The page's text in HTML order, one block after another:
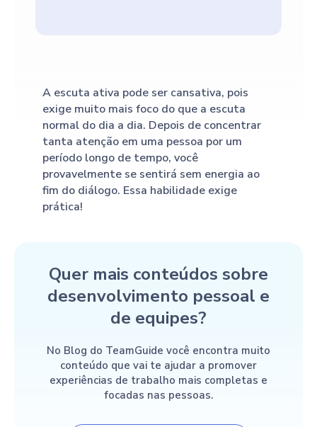
A escuta ativa pode ser cansativa, pois
exige muito mais foco do que a escuta
normal do dia a dia. Depois de concentrar
tanta atenção em uma pessoa por um
período longo de tempo, você
provavelmente se sentirá sem energia ao
fim do diálogo. Essa habilidade exige
prática!
Quer mais conteúdos sobre
desenvolvimento pessoal e
de equipes?
No Blog do TeamGuide você encontra muito
conteúdo que vai te ajudar a promover
experiências de trabalho mais completas e
focadas nas pessoas.